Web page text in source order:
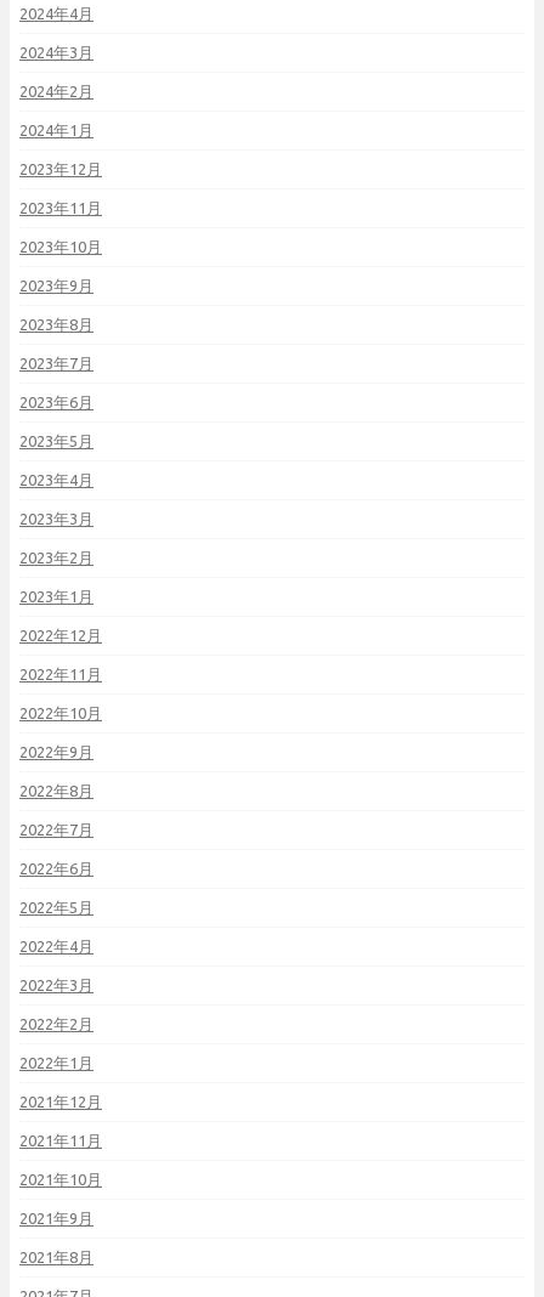
2024年4月
2024年3月
2024年2月
2024年1月
2023年12月
2023年11月
2023年10月
2023年9月
2023年8月
2023年7月
2023年6月
2023年5月
2023年4月
2023年3月
2023年2月
2023年1月
2022年12月
2022年11月
2022年10月
2022年9月
2022年8月
2022年7月
2022年6月
2022年5月
2022年4月
2022年3月
2022年2月
2022年1月
2021年12月
2021年11月
2021年10月
2021年9月
2021年8月